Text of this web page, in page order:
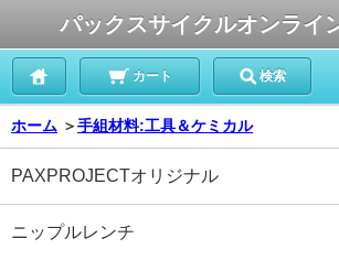
パックスサイクルオンライ
カート 検索
ホーム ＞手組材料:工具＆ケミカル
PAXPROJECTオリジナル
ニップルレンチ